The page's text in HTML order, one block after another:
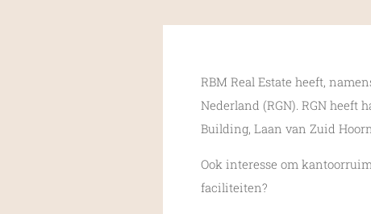
RBM Real Estate heeft,
Nederland (RGN). RGN
Building, Laan van Zuid
Ook interesse om
faciliteiten?